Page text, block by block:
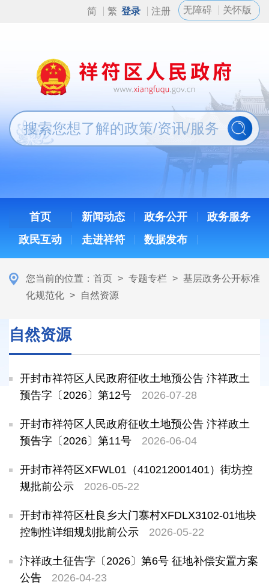
简 繁 登录 注册 无障碍 关怀版
首页 新闻动态 政务公开
政务服务
政民互动
走进祥符 数据发布
您当前的位置： 首页 > 专题专栏 > 基层政务公开标准
化规范化 > 自然资源
自然资源
开封市祥符区人民政府征收土地预公告 汴祥政土
预告字〔2026〕第12号
2026-07-28
开封市祥符区人民政府征收土地预公告 汴祥政土
预告字〔2026〕第11号
2026-06-04
开封市祥符区XFWL01（410212001401）街坊控
规批前公示
2026-05-22
开封市祥符区杜良乡大门寨村XFDLX3102-01地块
控制性详细规划批前公示
2026-05-22
汴祥政土征告字〔2026〕第6号 征地补偿安置方案
公告
2026-04-23